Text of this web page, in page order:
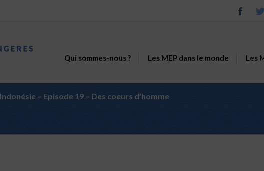
Qui sommes-nous ? Les MEP dans le monde Les
Indonésie – Episode 19 – Des coeurs d’homme